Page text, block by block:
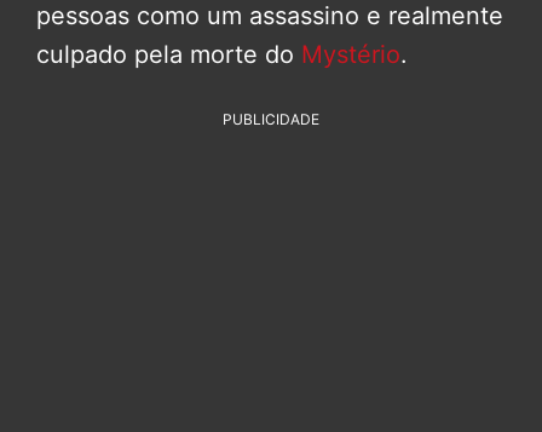
pessoas como um assassino e realmente
culpado pela morte do Mystério.
PUBLICIDADE